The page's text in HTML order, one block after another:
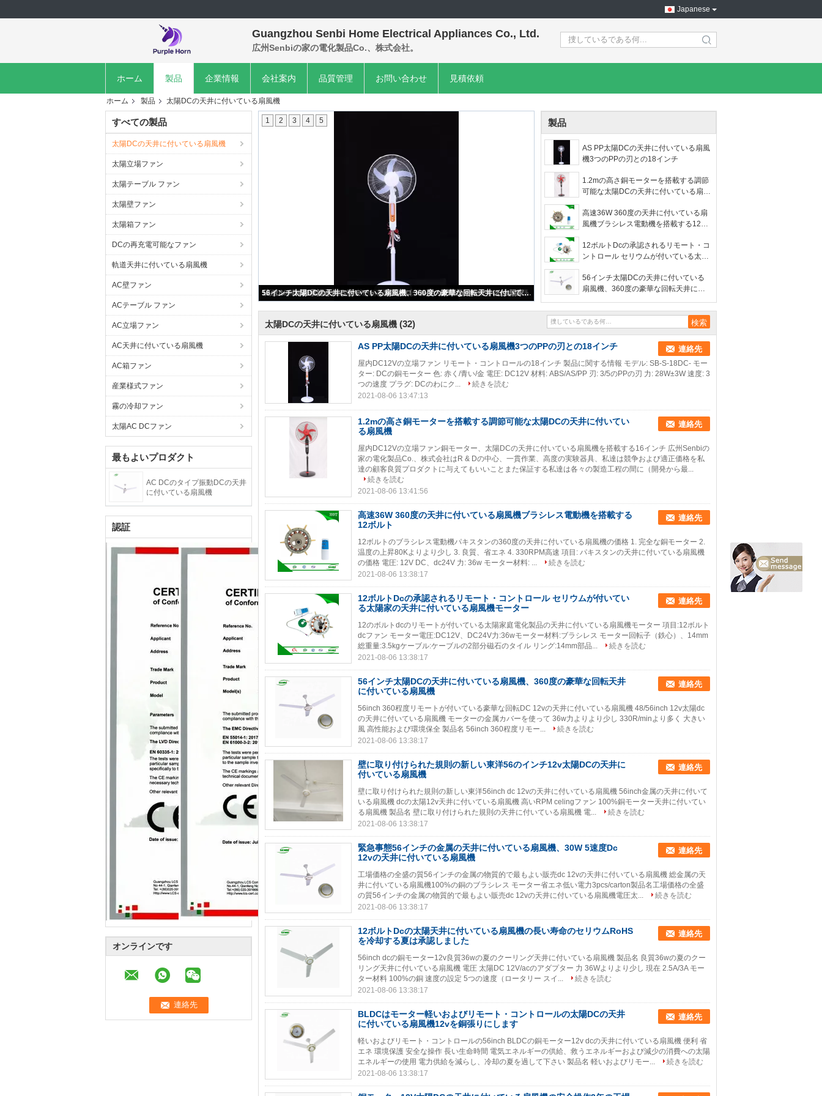
Japanese
Guangzhou Senbi Home Electrical Appliances Co., Ltd.
広州Senbiの家の電化製品Co.、株式会社。 search
ホーム 製品 企業情報 会社案内 品質管理 お問い合わせ 見積依頼
ホーム 製品 太陽DCの天井に付いている扇風機
すべての製品
太陽DCの天井に付いている扇風機
太陽立場ファン
太陽テーブル ファン
太陽壁ファン
太陽箱ファン
DCの再充電可能なファン
軌道天井に付いている扇風機
AC壁ファン
ACテーブル ファン
AC立場ファン
AC天井に付いている扇風機
AC箱ファン
産業様式ファン
霧の冷却ファン
太陽AC DCファン
最もよいプロダクト
AC DCのタイプ振動DCの天井
に付いている扇風機
認証
オンラインです
AS PP太陽DCの天井に付いている扇風機3つのPPの刃との18インチ
1 2 3 4 5 製品
AS PP太陽DCの天井に付いている扇風
機3つのPPの刃との18インチ
1.2mの高さ銅モーターを搭載する調節
可能な太陽DCの天井に付いている扇風
高速36W 360度の天井に付いている扇
風機ブラシレス電動機を搭載する12ボ
12ボルトDcの承認されるリモート・コ
ントロール セリウムが付いている太陽
56インチ太陽DCの天井に付いている
扇風機、360度の豪華な回転天井に付
太陽DCの天井に付いている扇風機 (32)
AS PP太陽DCの天井に付いている扇風機3つのPPの刃との18インチ 連絡先
屋内DC12Vの立場ファン リモート・コントロールの18インチ 製品に関する情報 モデル: SB-S-18DC- モー
ター: DCの銅モーター 色: 赤く/青い/金 電圧: DC12V 材料: ABS/AS/PP 刃: 3/5のPPの刃 力: 28W±3W 速度: 3
つの速度 プラグ: DCのわにク...
続きを読む
2021-08-06 13:47:13
1.2mの高さ銅モーターを搭載する調節可能な太陽DCの天井に付いてい
る扇風機
連絡先
屋内DC12Vの立場ファン銅モーター、太陽DCの天井に付いている扇風機を搭載する16インチ 広州Senbiの
家の電化製品Co.、株式会社はR & Dの中心、一貫作業、高度の実験器具、私達は競争および適正価格を私
達の顧客良質プロダクトに与えてもいいことまた保証する私達は各々の製造工程の間に（開発から最...
続きを読む
2021-08-06 13:41:56
高速36W 360度の天井に付いている扇風機ブラシレス電動機を搭載する
12ボルト
連絡先
12ボルトのブラシレス電動機パキスタンの360度の天井に付いている扇風機の価格 1. 完全な銅モーター 2.
温度の上昇80Kよりより少し 3. 良質、省エネ 4. 330RPM高速 項目: パキスタンの天井に付いている扇風機
の価格 電圧: 12V DC、dc24V 力: 36w モーター材料: ...
続きを読む
2021-08-06 13:38:17
12ボルトDcの承認されるリモート・コントロール セリウムが付いてい
る太陽家の天井に付いている扇風機モーター
連絡先
12のボルトdcのリモートが付いている太陽家庭電化製品の天井に付いている扇風機モーター 項目:12ボルト
dcファン モーター電圧:DC12V、DC24V力:36wモーター材料:ブラシレス モーター回転子（鉄心）、14mm
総重量:3.5kgケーブル:ケーブルの2部分磁石のタイル リング:14mm部品...
続きを読む
2021-08-06 13:38:17
56インチ太陽DCの天井に付いている扇風機、360度の豪華な回転天井
に付いている扇風機
連絡先
56inch 360程度リモートが付いている豪華な回転DC 12vの天井に付いている扇風機 48/56inch 12v太陽dc
の天井に付いている扇風機 モーターの金属カバーを使って 36w力よりより少し 330R/minより多く 大きい
風 高性能および環境保全 製品名 56inch 360程度リモー...
続きを読む
2021-08-06 13:38:17
壁に取り付けられた規則の新しい東洋56のインチ12v太陽DCの天井に
付いている扇風機
連絡先
壁に取り付けられた規則の新しい東洋56inch dc 12vの天井に付いている扇風機 56inch金属の天井に付いて
いる扇風機 dcの太陽12v天井に付いている扇風機 高いRPM celingファン 100%銅モーター天井に付いてい
る扇風機 製品名 壁に取り付けられた規則の天井に付いている扇風機 電...
続きを読む
2021-08-06 13:38:17
緊急事態56インチの金属の天井に付いている扇風機、30W 5速度Dc
12vの天井に付いている扇風機
連絡先
工場価格の全盛の質56インチの金属の物質的で最もよい販売dc 12vの天井に付いている扇風機 総金属の天
井に付いている扇風機100%の銅のブラシレス モーター省エネ低い電力3pcs/carton製品名工場価格の全盛
の質56インチの金属の物質的で最もよい販売dc 12vの天井に付いている扇風機電圧太...
続きを読む
2021-08-06 13:38:17
12ボルトDcの太陽天井に付いている扇風機の長い寿命のセリウムRoHS
を冷却する夏は承認しました
連絡先
56inch dcの銅モーター12v良質36wの夏のクーリング天井に付いている扇風機 製品名 良質36wの夏のクー
リング天井に付いている扇風機 電圧 太陽DC 12V/acのアダプター 力 36Wよりより少し 現在 2.5A/3A モー
ター材料 100%の銅 速度の設定 5つの速度（ロータリー スイ...
続きを読む
2021-08-06 13:38:17
BLDCはモーター軽いおよびリモート・コントロールの太陽DCの天井
に付いている扇風機12vを銅張りにします
連絡先
軽いおよびリモート・コントロールの56inch BLDCの銅モーター12v dcの天井に付いている扇風機 便利 省
エネ 環境保護 安全な操作 長い生命時間 電気エネルギーの供給、救うエネルギーおよび減少の消費への太陽
エネルギーの使用 電力供給を減らし、冷却の夏を過して下さい 製品名 軽いおよびリモー...
続きを読む
2021-08-06 13:38:17